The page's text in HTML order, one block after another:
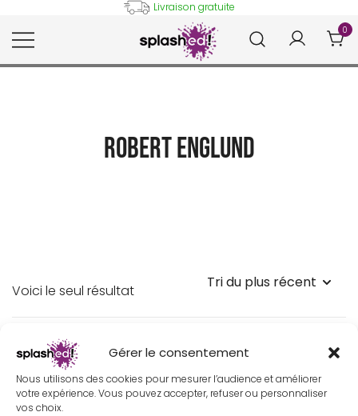
Gérer le consentement
Nous utilisons des cookies pour mesurer l’audience et améliorer
votre expérience. Vous pouvez accepter, refuser ou personnaliser
vos choix.
to
content
Livraison gratuite
0
Robert Englund
Voici le seul résultat